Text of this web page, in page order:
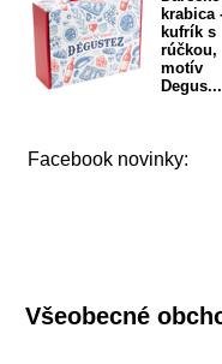
krabica
kufrík s
rúčkou,
motív
Degus...
Facebook novinky:
Všeobecné